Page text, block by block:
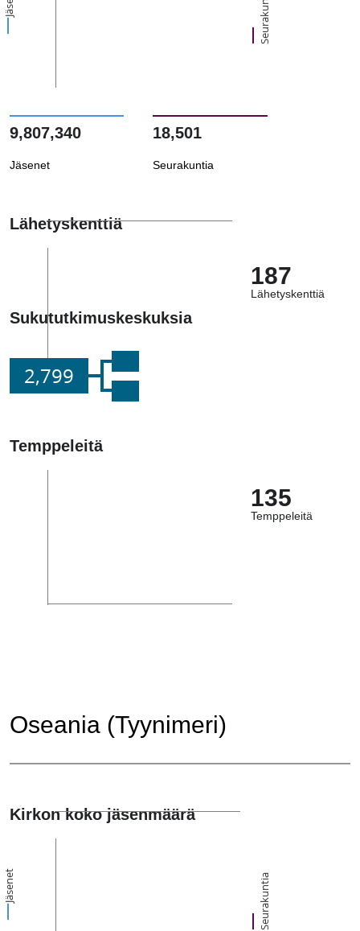
Seurakuntia
9,807,340
Jäsenet
18,501
Seurakuntia
Lähetyskenttiä
187
Lähetyskenttiä
Sukututkimuskeskuksia
2,799
Temppeleitä
135
Temppeleitä
Oseania (Tyynimeri)
Kirkon koko jäsenmäärä
Jäsenet Seurakuntia